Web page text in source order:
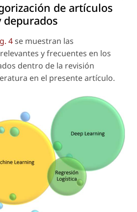
de artículos
depurados
4se muestran las
y frecuentes en los
dentro de la revisión
en el presente artículo.